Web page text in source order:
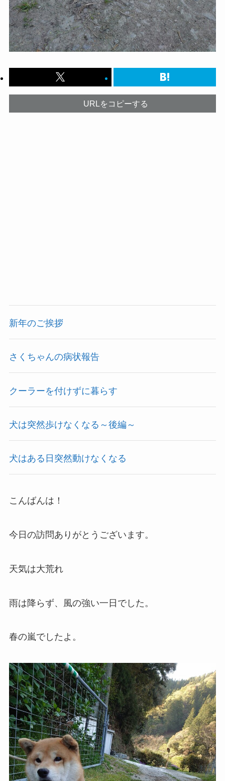
URLをコピーする
新年のご挨拶
さくちゃんの病状報告
クーラーを付けずに暮らす
犬は突然歩けなくなる～後編～
犬はある日突然動けなくなる
こんばんは！
今日の訪問ありがとうございます。
天気は大荒れ
雨は降らず、風の強い一日でした。
春の嵐でしたよ。